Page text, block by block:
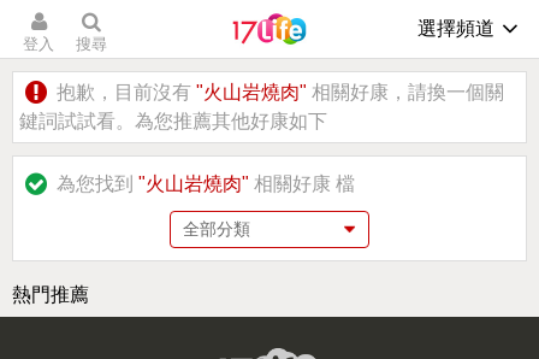
登入 搜尋
選擇頻道
抱歉，目前沒有 "火山岩燒肉"相關好康，請換一個關
鍵詞試試看。為您推薦其他好康如下
為您找到 "火山岩燒肉"相關好康檔
熱門推薦